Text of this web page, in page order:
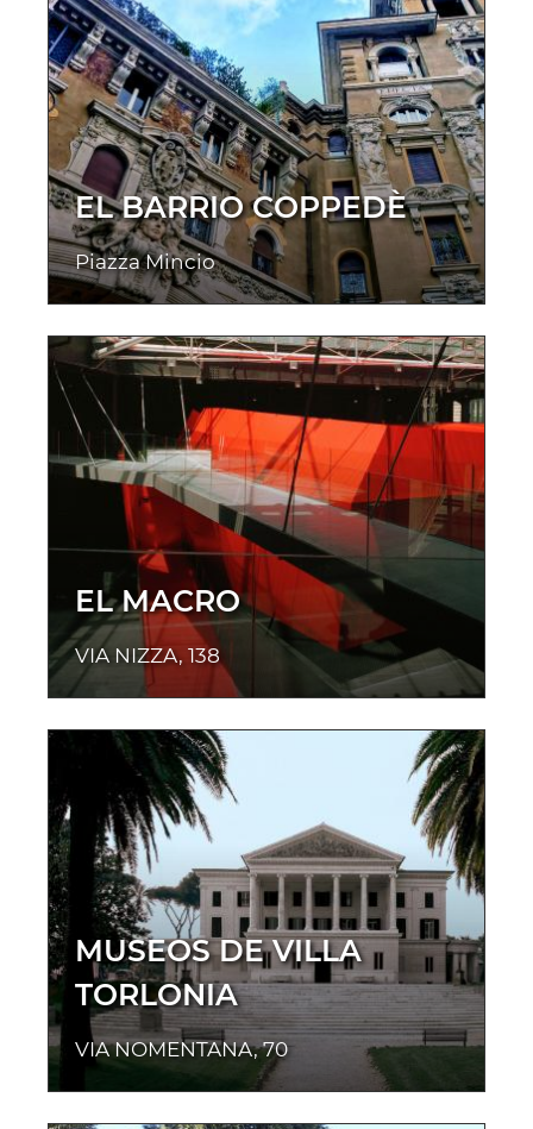
EL BARRIO COPPEDÈ
Piazza Mincio
EL MACRO
VIA NIZZA, 138
MUSEOS DE VILLA
TORLONIA
VIA NOMENTANA, 70